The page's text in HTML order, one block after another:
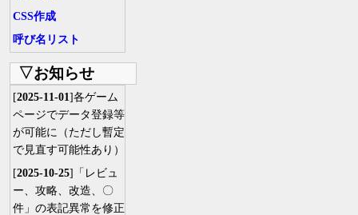
CSS作成
呼び名リスト
▽お知らせ
[2025-11-01]各ゲーム
ページでデータ登録等
が可能に（ただし暫定
で見直す可能性あり）
[2025-10-25]「レビュ
ー、攻略、改造、〇
件」の表記異常を修正